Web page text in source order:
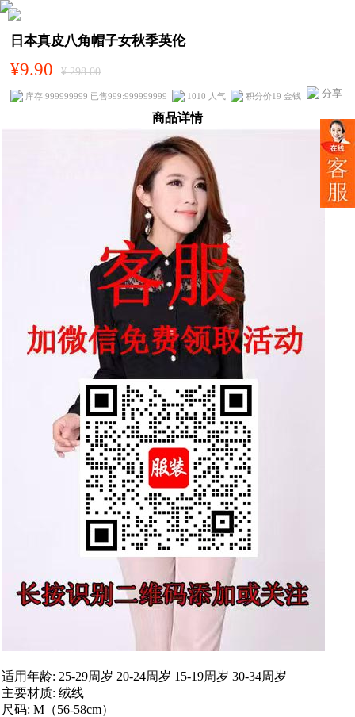
日本真皮八角帽子女秋季英伦
分享
¥9.90 ¥ 298.00
库存:999999999 已售999:999999999 1010 人气 积分价19 金钱
商品详情
适用年龄: 25-29周岁 20-24周岁 15-19周岁 30-34周岁
主要材质: 绒线
尺码: M（56-58cm）